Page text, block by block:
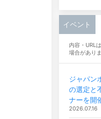
イベント
内容・URL
場合がありま
ジャパン
の選定と
ナーを開
2026.07.16